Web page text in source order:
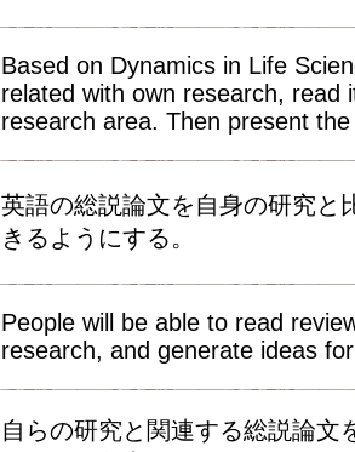
Based on Dynamics in Life
related with own research,
research area. Then present
英語の総説論文を自身の研究と
きるようにする。
People will be able to read
research, and generate ideas
自らの研究と関連する総説論文